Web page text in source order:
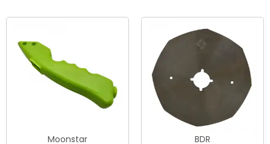
Moonstar BDR